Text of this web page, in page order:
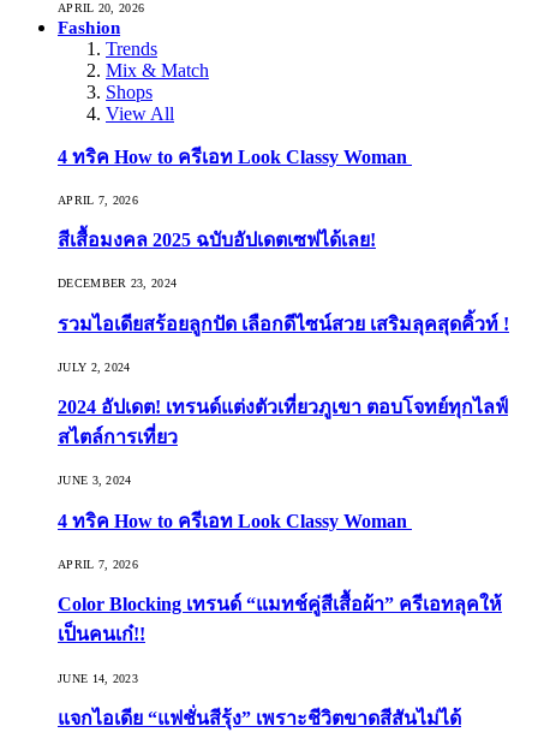
APRIL 20, 2026
Fashion
Trends
Mix & Match
Shops
View All
4 ทริค How to ครีเอท Look Classy Woman
APRIL 7, 2026
สีเสื้อมงคล 2025 ฉบับอัปเดตเซฟได้เลย!
DECEMBER 23, 2024
รวมไอเดียสร้อยลูกปัด เลือกดีไซน์สวย เสริมลุคสุดคิ้วท์ !
JULY 2, 2024
2024 อัปเดต! เทรนด์แต่งตัวเที่ยวภูเขา ตอบโจทย์ทุกไลฟ์
สไตล์การเที่ยว
JUNE 3, 2024
4 ทริค How to ครีเอท Look Classy Woman
APRIL 7, 2026
Color Blocking เทรนด์ “แมทช์คู่สีเสื้อผ้า” ครีเอทลุคให้
เป็นคนเก๋!!
JUNE 14, 2023
แจกไอเดีย “แฟชั่นสีรุ้ง” เพราะชีวิตขาดสีสันไม่ได้